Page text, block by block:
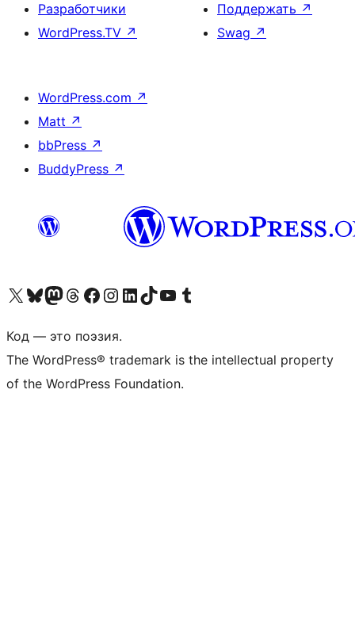
Разработчики
WordPress.TV ↗
Поддержать ↗
Swag ↗
WordPress.com ↗
Matt ↗
bbPress ↗
BuddyPress ↗
Посетите нас в X (ранее Twitter)
Посетите нашу учётную запись в Bluesky
Посетите нашу ленту в Mastodon
Посетите нашу учётную запись в Threads
Посетите нашу страницу на Facebook
Посетите наш Instagram
Посетите нашу страницу в LinkedIn
Посетите нашу учётную запись в TikTok
Посетите наш канал YouTube
Посетите нашу учётную запись в Tumblr
Код — это поэзия.
The WordPress® trademark is the intellectual property
of the WordPress Foundation.